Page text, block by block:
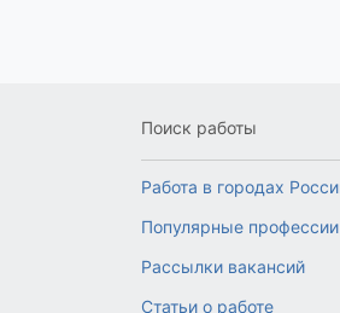
Поиск работы
Работа в городах
Популярные профессии
Рассылки вакансий
Статьи о работе